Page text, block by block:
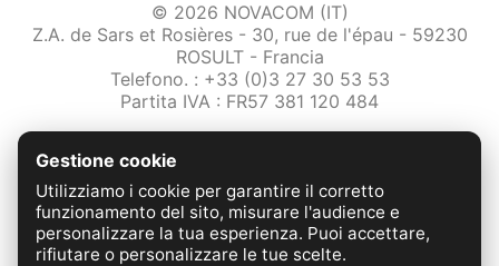
© 2026 NOVACOM (IT)
Z.A. de Sars et Rosières - 30, rue de l'épau - 59230
ROSULT - Francia
Telefono. : +33 (0)3 27 30 53 53
Partita IVA : FR57 381 120 484
Protezione dei dati
Condizioni Generali di Vendita
Contattaci
FABRICATION FRANÇAISE
Gestione cookie
Utilizziamo i cookie per garantire il corretto
funzionamento del sito, misurare l'audience e
personalizzare la tua esperienza. Puoi accettare,
rifiutare o personalizzare le tue scelte.